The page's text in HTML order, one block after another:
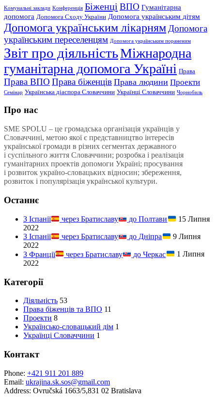
Kомунальні заклади Kонференція Біженці ВПО Гуманітарна
допомога Допомога Сходу України Допомога українським дітям
Допомога українським лікарням Допомога
українським переселенцям Допомога українським пораненим
Звіт про діяльністьМіжнародна
гуманітарна допомога Україні Права
Права ВПО Права біженців Права людини Проекти
Семінар Українська діаспора Словаччини Українці Словаччини Чорнобиль
Про нас
SME SPOLU – це громадська організація українців у
Словаччині, метою якої є представництво інтересів
української громади в різних сегментах державного
і суспільного життя Словаччини; розробка і реалізація
гуманітарних проектів допомоги Україні; просування
і розвиток україно-словацьких відносин; збереження,
розвиток і популярізація української культури.
Останнє
З Іспанії через Братиславу до Полтави
15 Липня
2022
З Іспанії
через Братиславу до Дніпра
9 Липня
2022
З Франції
через Братиславу до Черкас
1 Липня
2022
Категорії
Діяльність 53
Права біженців та ВПО 11
Проекти 8
Українсько-словацький дім 1
Українці Словаччини 1
Контакт
Phone: +421 911 201 889
Email: ukrajina.sk.sos@gmail.com
Address: Ovručská 1663/5,831 02 Bratislava